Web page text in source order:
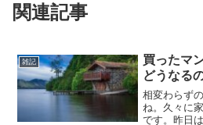
関連記事
雑記
買ったマ
どうなる
相変わらず
ね。久々に
です。昨日